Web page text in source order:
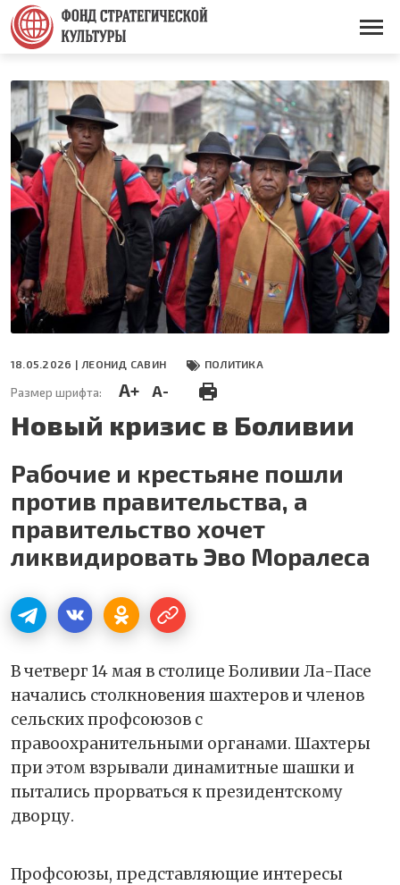
Перейти
основному
содержанию
Основная
18.05.2026 | ЛЕОНИД САВИН ПОЛИТИКА
Размер шрифта: A+ A-
Новый кризис в Боливии
Рабочие и крестьяне пошли
против правительства, а
правительство хочет
ликвидировать Эво Моралеса
В четверг 14 мая в столице Боливии Ла-Пасе
начались столкновения шахтеров и членов
сельских профсоюзов с
правоохранительными органами. Шахтеры
при этом взрывали динамитные шашки и
пытались прорваться к президентскому
дворцу.
Профсоюзы, представляющие интересы